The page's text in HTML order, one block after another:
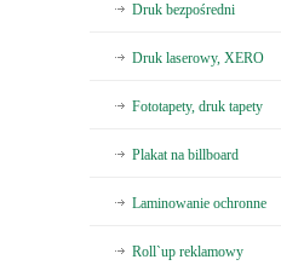
Druk bezpośredni
Druk laserowy, XERO
Fototapety, druk tapety
Plakat na billboard
Laminowanie ochronne
Roll`up reklamowy